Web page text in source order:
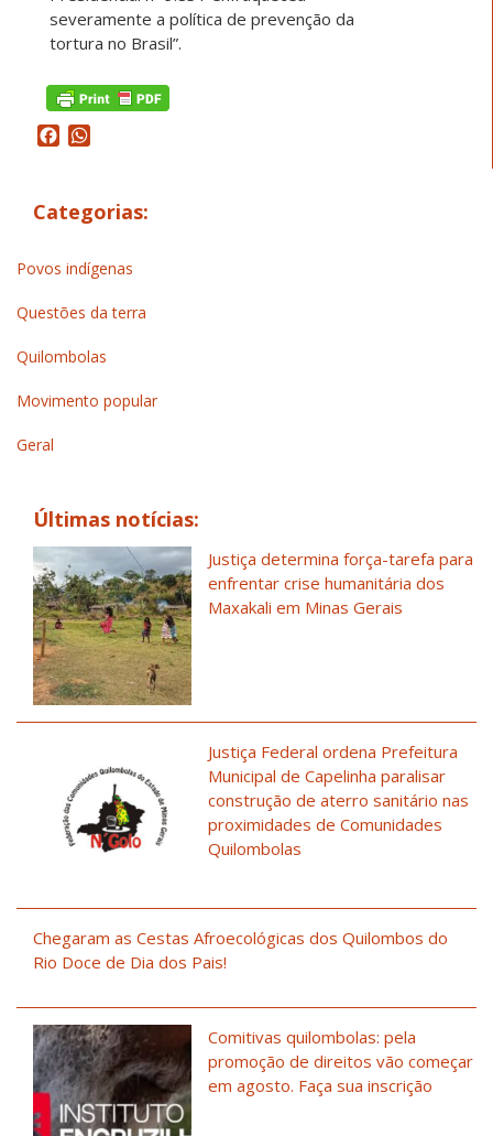
severamente a política de prevenção da
tortura no Brasil”.
Facebook
Categorias:
Povos indígenas
Questões da terra
Quilombolas
Movimento popular
Geral
Últimas notícias:
Justiça determina força-tarefa para
enfrentar crise humanitária dos
Maxakali em Minas Gerais
Justiça Federal ordena Prefeitura
Municipal de Capelinha paralisar
construção de aterro sanitário nas
proximidades de Comunidades
Quilombolas
Chegaram as Cestas Afroecológicas dos Quilombos do
Rio Doce de Dia dos Pais!
Comitivas quilombolas: pela
promoção de direitos vão começar
em agosto. Faça sua inscrição